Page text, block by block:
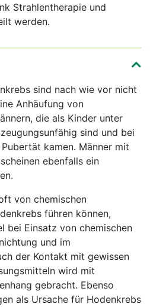
Strahlentherapie und
werden.
sind nach wie vor nicht
Anhäufung von
die als Kinder unter
sind und bei
kamen. Männer mit
ebenfalls ein
von chemischen
führen können,
bei Einsatz von chemischen
und im
der Kontakt mit gewissen
wird mit
gebracht. Ebenso
als Ursache für Hodenkrebs